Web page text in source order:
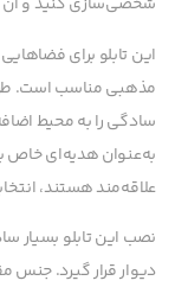
این تابلو برای
مذهبی مناسب است.
سادگی را به محیط
به‌عنوان هدیه‌ای خاص
علاقه‌مند هستند،
نصب این تابلو بسیار
دیوار قرار گیرد. جنس